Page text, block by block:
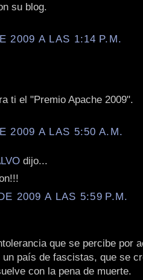
su blog.
2009 A LAS 1:14 P.M.
ti el "Premio Apache 2009".
2009 A LAS 5:50 A.M.
dijo...
2009 A LAS 5:59 P.M.
que se percibe por
país de fascistas, que se
con la pena de muerte.